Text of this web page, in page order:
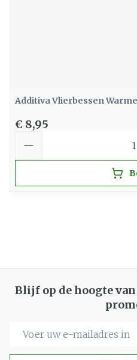
Additiva Vlierbessen
€ 8,95
Blijf op de hoogte